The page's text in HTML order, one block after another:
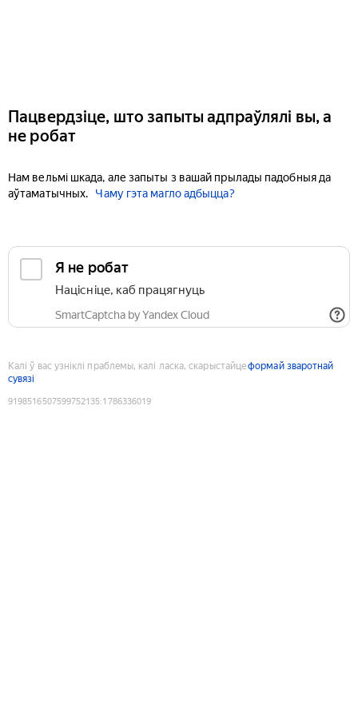
Пацвердзіце, што запыты адпраўлялі вы, а
не робат
Нам вельмі шкада, але запыты з вашай прылады падобныя да
аўтаматычных.
Чаму гэта магло адбыцца?
Я не робат
Націсніце, каб працягнуць
SmartCaptcha by Yandex Cloud
Калі ў вас узніклі праблемы, калі ласка, скарыстайцеформай зваротнай
сувязі
9198516507599752135:1786336019